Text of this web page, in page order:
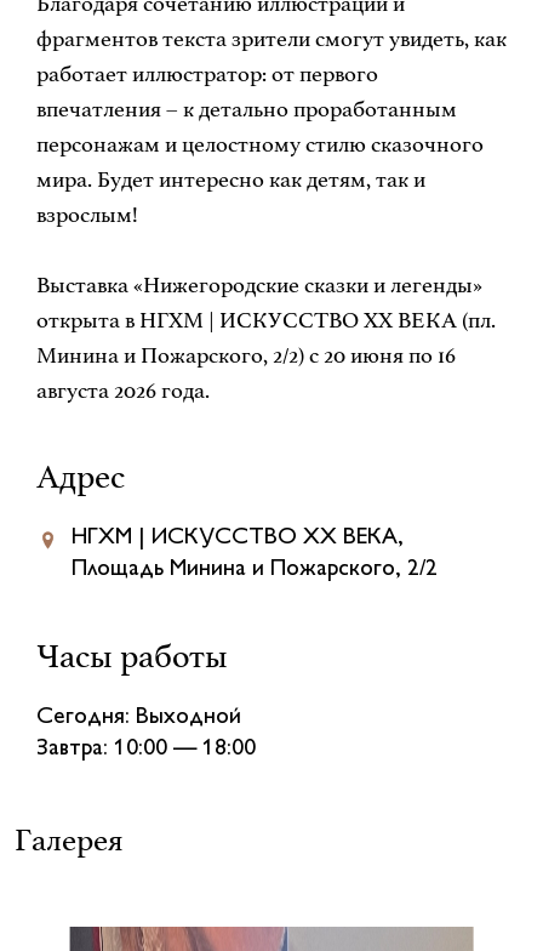
фрагментов текста зрители смогут увидеть, как
работает иллюстратор: от первого
впечатления – к детально проработанным
персонажам и целостному стилю сказочного
мира. Будет интересно как детям, так и
взрослым!
Выставка «Нижегородские сказки и легенды»
открыта в НГХМ | ИСКУССТВО XX ВЕКА (пл.
Минина и Пожарского, 2/2) с 20 июня по 16
августа 2026 года.
Адрес
НГХМ | ИСКУССТВО XX ВЕКА,
Площадь Минина и Пожарского, 2/2
Часы работы
Сегодня: Выходной
Завтра: 10:00 — 18:00
Галерея